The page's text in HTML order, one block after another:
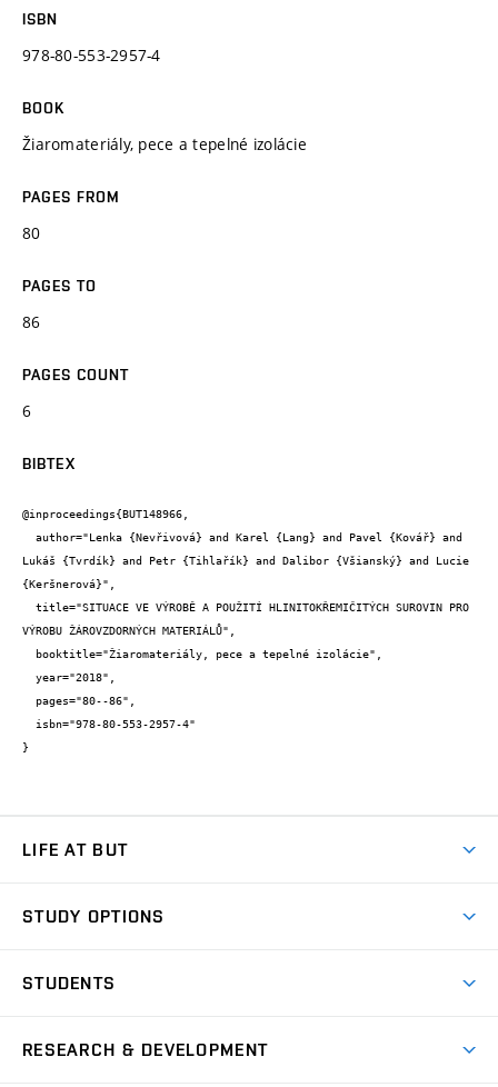
ISBN
978-80-553-2957-4
BOOK
Žiaromateriály, pece a tepelné izolácie
PAGES FROM
80
PAGES TO
86
PAGES COUNT
6
BIBTEX
@inproceedings{BUT148966,
Lukáš {Tvrdík} and Petr {Tihlařík} and Dalibor {Všianský} and Lucie
{Keršnerová}",
VÝROBU ŽÁROVZDORNÝCH MATERIÁLŮ",
}
LIFE AT BUT
Dormitories
Sport
STUDY OPTIONS
Degree studies in English
STUDENTS
RESEARCH & DEVELOPMENT